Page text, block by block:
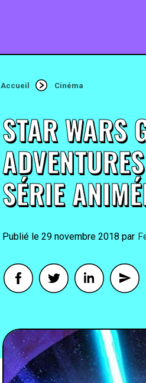
Accueil Cinéma
STAR WARS
SÉRIE
29 novembre 2018 By